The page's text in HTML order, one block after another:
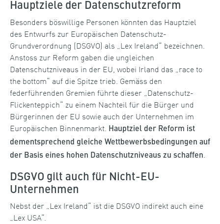
Hauptziele der Datenschutzreform
Besonders böswillige Personen könnten das Hauptziel
des Entwurfs zur Europäischen Datenschutz-
Grundverordnung (DSGVO) als „Lex Ireland“ bezeichnen.
Anstoss zur Reform gaben die ungleichen
Datenschutzniveaus in der EU, wobei Irland das „race to
the bottom“ auf die Spitze trieb. Gemäss den
federführenden Gremien führte dieser „Datenschutz-
Flickenteppich“ zu einem Nachteil für die Bürger und
Bürgerinnen der EU sowie auch der Unternehmen im
Europäischen Binnenmarkt.
Hauptziel der Reform ist
dementsprechend gleiche Wettbewerbsbedingungen auf
der Basis eines hohen Datenschutzniveaus zu schaffen
DSGVO gilt auch für Nicht-EU-
Unternehmen
Nebst der „Lex Ireland“ ist die DSGVO indirekt auch eine
„Lex USA“.